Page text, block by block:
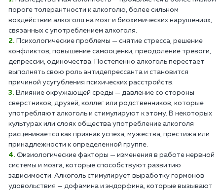
пороге толерантности к алкоголю, более сильном
воздействии алкоголя на мозг и биохимических нарушениях,
связанных с употреблением алкоголя.
Психологические проблемы — снятие стресса, решение
конфликтов, повышение самооценки, преодоление тревоги,
депрессии, одиночества. Постепенно алкоголь перестает
выполнять свою роль антидепрессанта и становится
причиной усугубления психических расстройств.
Влияние окружающей среды — давление со стороны
сверстников, друзей, коллег или родственников, которые
употребляют алкоголь и стимулируют к этому. В некоторых
культурах или слоях общества употребление алкоголя
расценивается как признак успеха, мужества, престижа или
принадлежности к определенной группе.
Физиологические факторы — изменения в работе нервной
системы и мозга, которые способствуют развитию
зависимости. Алкоголь стимулирует выработку гормонов
удовольствия — дофамина и эндорфина, которые вызывают